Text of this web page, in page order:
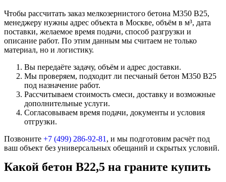
Чтобы рассчитать заказ мелкозернистого бетона М350 В25,
менеджеру нужны адрес объекта в Москве, объём в м³, дата
поставки, желаемое время подачи, способ разгрузки и
описание работ. По этим данным мы считаем не только
материал, но и логистику.
Вы передаёте задачу, объём и адрес доставки.
Мы проверяем, подходит ли песчаный бетон М350 В25
под назначение работ.
Рассчитываем стоимость смеси, доставку и возможные
дополнительные услуги.
Согласовываем время подачи, документы и условия
отгрузки.
Позвоните +7 (499) 286-92-81 , и мы подготовим расчёт под
ваш объект без универсальных обещаний и скрытых условий.
Какой бетон В22,5 на граните купить